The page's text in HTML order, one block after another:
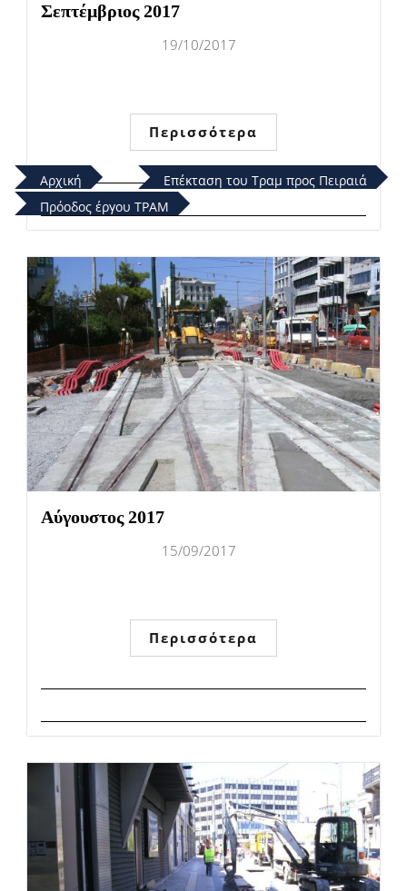
Αρχική
Επέκταση του Τραμ προς Πειραιά
Πρόοδος έργου ΤΡΑΜ
Σεπτέμβριος 2017
19/10/2017
Περισσότερα
Αύγουστος 2017
15/09/2017
Περισσότερα